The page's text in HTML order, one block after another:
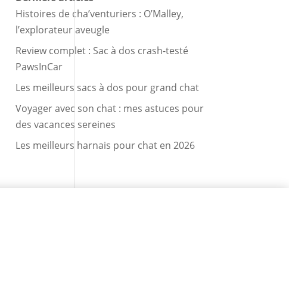
Histoires de cha’venturiers : O’Malley,
l’explorateur aveugle
Review complet : Sac à dos crash-testé
PawsInCar
Les meilleurs sacs à dos pour grand chat
Voyager avec son chat : mes astuces pour
des vacances sereines
Les meilleurs harnais pour chat en 2026